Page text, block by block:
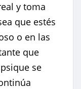
y toma
que estés
o en las
que
se